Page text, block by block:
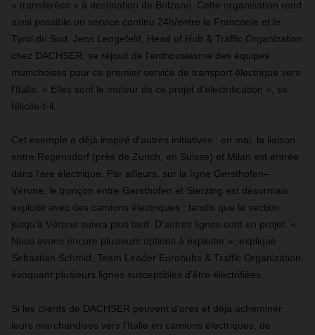
« transférées » à destination de Bolzano. Cette organisation rend
ainsi possible un service continu 24h/entre la Franconie et le
Tyrol du Sud. Jens Lengefeld, Head of Hub & Traffic Organization
chez DACHSER, se réjouit de l’enthousiasme des équipes
munichoises pour ce premier service de transport électrique vers
l’Italie. « Elles sont le moteur de ce projet d’électrification », se
félicite-t-il.
Cet exemple a déjà inspiré d’autres initiatives : en mai, la liaison
entre Regensdorf (près de Zurich, en Suisse) et Milan est entrée
dans l’ère électrique. Par ailleurs, sur la ligne Gersthofen–
Vérone, le tronçon entre Gersthofen et Sterzing est désormais
exploité avec des camions électriques ; tandis que la section
jusqu’à Vérone suivra plus tard. D’autres lignes sont en projet. «
Nous avons encore plusieurs options à exploiter », explique
Sebastian Schmid, Team Leader Eurohubs & Traffic Organization,
évoquant plusieurs lignes susceptibles d’être électrifiées.
Si les clients de DACHSER peuvent d’ores et déjà acheminer
leurs marchandises vers l’Italie en camions électriques, de